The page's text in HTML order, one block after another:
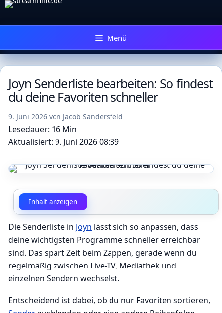
Zum
Menü
Joyn Senderliste bearbeiten: So findest
du deine Favoriten schneller
9. Juni 2026 von Jacob Sandersfeld
Lesedauer: 16 Min
Aktualisiert: 9. Juni 2026 08:39
Inhalt anzeigen
Die Senderliste in Joyn lässt sich so anpassen, dass
deine wichtigsten Programme schneller erreichbar
sind. Das spart Zeit beim Zappen, gerade wenn du
regelmäßig zwischen Live-TV, Mediathek und
einzelnen Sendern wechselst.
Entscheidend ist dabei, ob du nur Favoriten sortieren,